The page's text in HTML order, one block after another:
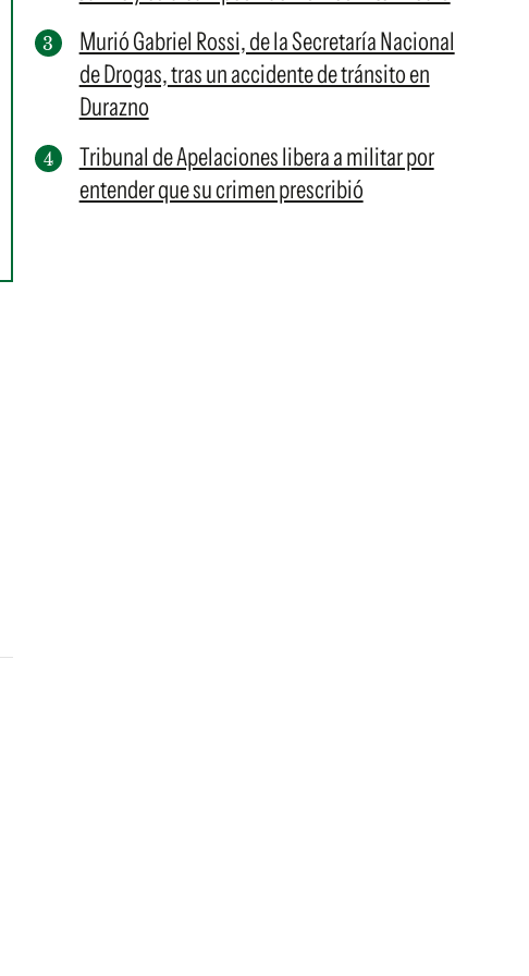
Murió Gabriel Rossi, de la Secretaría Nacional
de Drogas, tras un accidente de tránsito en
Durazno
Tribunal de Apelaciones libera a militar por
entender que su crimen prescribió